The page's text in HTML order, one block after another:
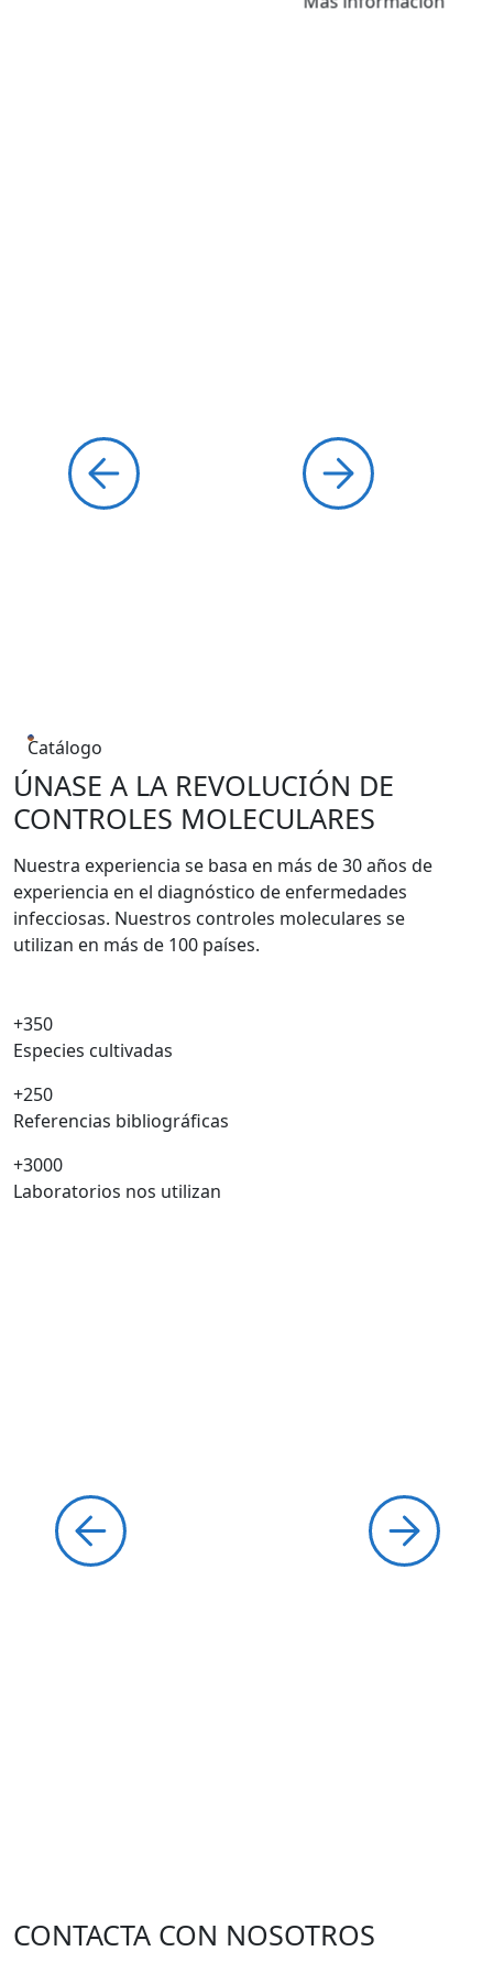
Catálogo
ÚNASE A LA REVOLUCIÓN DE
CONTROLES MOLECULARES
Nuestra experiencia se basa en más de 30 años de
experiencia en el diagnóstico de enfermedades
infecciosas. Nuestros controles moleculares se
utilizan en más de 100 países.
+350
Especies cultivadas
+250
Referencias bibliográficas
+3000
Laboratorios nos utilizan
CONTACTA CON NOSOTROS